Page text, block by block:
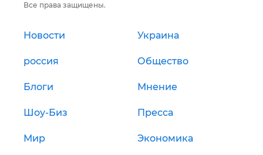
Все права защищены.
Новости Украина
россия Общество
Блоги Мнение
Шоу-Биз Пресса
Мир Экономика